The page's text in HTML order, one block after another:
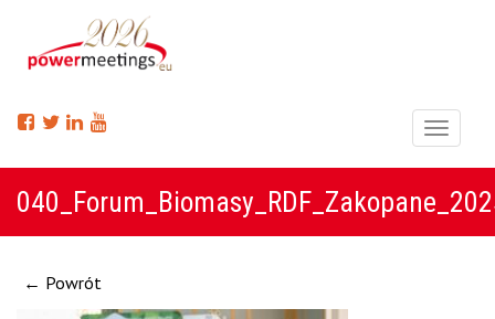
Menu
← Powrót